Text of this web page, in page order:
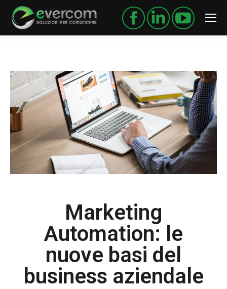
Marketing
Automation: le
nuove basi del
business aziendale